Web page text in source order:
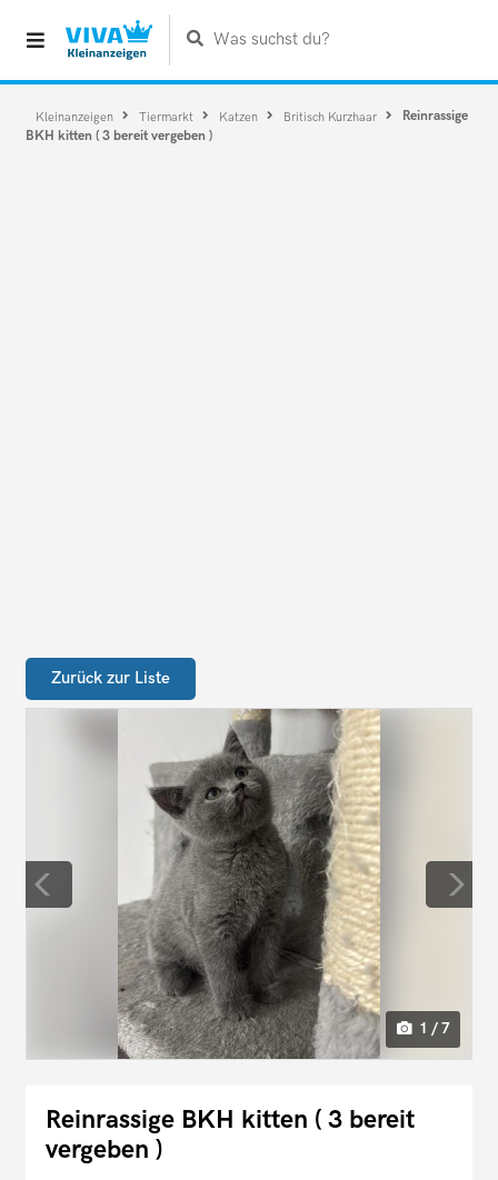
Was suchst du?
Kleinanzeigen Tiermarkt Katzen Britisch Kurzhaar
Reinrassige
BKH kitten ( 3 bereit vergeben )
Zurück zur Liste
1 / 7
Reinrassige BKH kitten ( 3 bereit
vergeben )